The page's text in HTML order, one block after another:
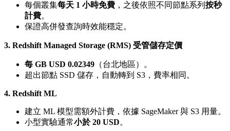
每個叢集每天 1 小時免費 ，之後依照不同節點系列 按秒
計費。
保證高併發查詢時效能穩定。
3. Redshift Managed Storage (RMS) 受管儲存定價
每 GB USD 0.02349 （台北地區）。
超出節點 SSD 儲存，自動轉到 S3，費率相同。
4. Redshift ML
建立 ML 模型需額外計費，依據 SageMaker 與 S3 用量。
小型實驗通常小於 20 USD。